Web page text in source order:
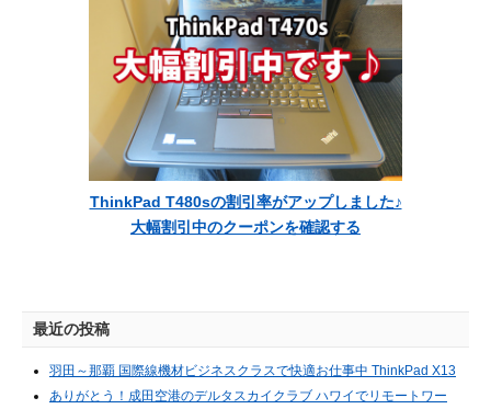
ThinkPad T480sの割引率がアップしました♪
大幅割引中のクーポンを確認する
最近の投稿
羽田～那覇 国際線機材ビジネスクラスで快適お仕事中 ThinkPad X13
ありがとう！成田空港のデルタスカイクラブ ハワイでリモートワー